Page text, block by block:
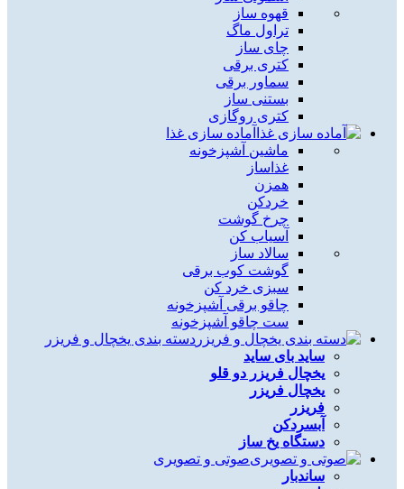
قهوه ساز
تراول ماگ
چای ساز
کتری برقی
سماور برقی
بستنی ساز
کتری روگازی
آماده سازی غذا
ماشین آشپزخونه
غذاساز
همزن
خردکن
چرخ گوشت
آسیاب کن
سالاد ساز
گوشت کوب برقی
سبزی خرد کن
چاقو برقی آشپزخونه
ست چاقو آشپزخونه
دسته بندی یخچال و فریزر
ساید بای ساید
یخچال فریزر دو قلو
یخچال فریزر
فریزر
آبسردکن
دستگاه یخ ساز
صوتی و تصویری
ساندبار